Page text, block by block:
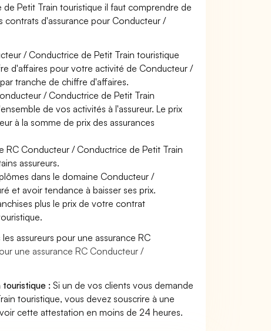
Petit Train touristique il faut comprendre de
contrats d'assurance pour Conducteur /
/ Conductrice de Petit Train touristique
d'affaires pour votre activité de Conducteur /
tranche de chiffre d'affaires.
/ Conductrice de Petit Train
de vos activités à l'assureur. Le prix
à la somme de prix des assurances
RC Conducteur / Conductrice de Petit Train
assureurs.
dans le domaine Conducteur /
et avoir tendance à baisser ses prix.
plus le prix de votre contrat
assureurs pour une assurance RC
une assurance RC Conducteur /
: Si un de vos clients vous demande
touristique, vous devez souscrire à une
cette attestation en moins de 24 heures.